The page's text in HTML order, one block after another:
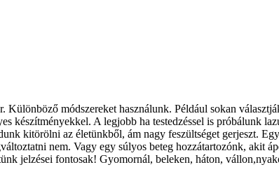
Különböző módszereket használunk. Például sokan
készítményekkel. A legjobb ha testedzéssel is próbálunk
kitörölni az életünkből, ám nagy feszültséget gerjeszt.
nem. Vagy egy súlyos beteg hozzátartozónk, akit
jelzései fontosak! Gyomornál, beleken, háton,